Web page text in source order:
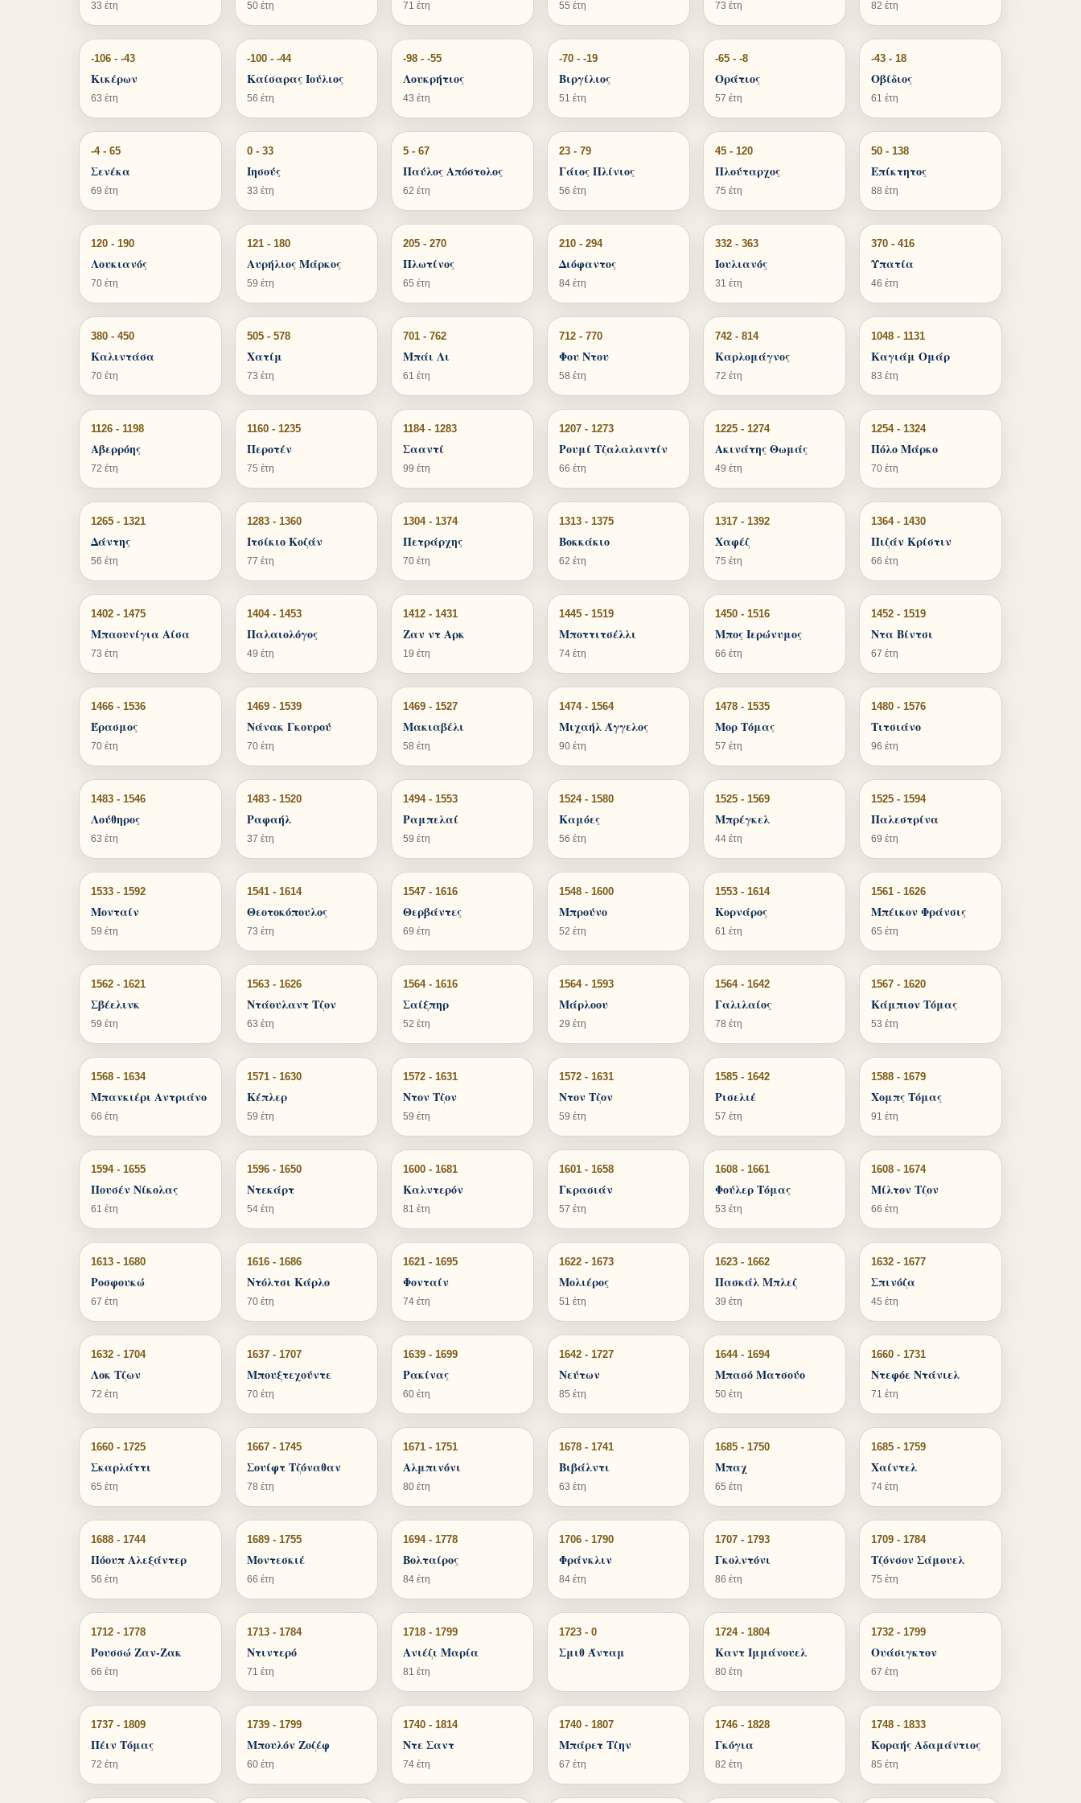
33 έτη 50 έτη 71 έτη 55 έτη 73 έτη 82 έτη
-106 - -43
Κικέρων
63 έτη
-100 - -44
Καίσαρας Ιούλιος
56 έτη
-98 - -55
Λουκρήτιος
43 έτη
-70 - -19
Βιργίλιος
51 έτη
-65 - -8
Οράτιος
57 έτη
-43 - 18
Οβίδιος
61 έτη
-4 - 65
Σενέκα
69 έτη
0 - 33
Ιησούς
33 έτη
5 - 67
Παύλος Απόστολος
62 έτη
23 - 79
Γάιος Πλίνιος
56 έτη
45 - 120
Πλούταρχος
75 έτη
50 - 138
Επίκτητος
88 έτη
120 - 190
Λουκιανός
70 έτη
121 - 180
Αυρήλιος Μάρκος
59 έτη
205 - 270
Πλωτίνος
65 έτη
210 - 294
Διόφαντος
84 έτη
332 - 363
Ιουλιανός
31 έτη
370 - 416
Υπατία
46 έτη
380 - 450
Καλιντάσα
70 έτη
505 - 578
Χατίμ
73 έτη
701 - 762
Μπάι Λι
61 έτη
712 - 770
Φου Ντου
58 έτη
742 - 814
Καρλομάγνος
72 έτη
1048 - 1131
Καγιάμ Ομάρ
83 έτη
1126 - 1198
Αβερρόης
72 έτη
1160 - 1235
Περοτέν
75 έτη
1184 - 1283
Σααντί
99 έτη
1207 - 1273
Ρουμί Τζαλαλαντίν
66 έτη
1225 - 1274
Ακινάτης Θωμάς
49 έτη
1254 - 1324
Πόλο Μάρκο
70 έτη
1265 - 1321
Δάντης
56 έτη
1283 - 1360
Ιτσίκιο Κοζάν
77 έτη
1304 - 1374
Πετράρχης
70 έτη
1313 - 1375
Βοκκάκιο
62 έτη
1317 - 1392
Χαφέζ
75 έτη
1364 - 1430
Πιζάν Κρίστιν
66 έτη
1402 - 1475
Μπαουνίγια Αίσα
73 έτη
1404 - 1453
Παλαιολόγος
49 έτη
1412 - 1431
Ζαν ντ Αρκ
19 έτη
1445 - 1519
Μποττιτσέλλι
74 έτη
1450 - 1516
Μπος Ιερώνυμος
66 έτη
1452 - 1519
Ντα Βίντσι
67 έτη
1466 - 1536
Έρασμος
70 έτη
1469 - 1539
Νάνακ Γκουρού
70 έτη
1469 - 1527
Μακιαβέλι
58 έτη
1474 - 1564
Μιχαήλ Άγγελος
90 έτη
1478 - 1535
Μορ Τόμας
57 έτη
1480 - 1576
Τιτσιάνο
96 έτη
1483 - 1546
Λούθηρος
63 έτη
1483 - 1520
Ραφαήλ
37 έτη
1494 - 1553
Ραμπελαί
59 έτη
1524 - 1580
Καμόες
56 έτη
1525 - 1569
Μπρέγκελ
44 έτη
1525 - 1594
Παλεστρίνα
69 έτη
1533 - 1592
Μονταίν
59 έτη
1541 - 1614
Θεοτοκόπουλος
73 έτη
1547 - 1616
Θερβάντες
69 έτη
1548 - 1600
Μπρούνο
52 έτη
1553 - 1614
Κορνάρος
61 έτη
1561 - 1626
Μπέικον Φράνσις
65 έτη
1562 - 1621
Σβέελινκ
59 έτη
1563 - 1626
Ντάουλαντ Τζον
63 έτη
1564 - 1616
Σαίξπηρ
52 έτη
1564 - 1593
Μάρλοου
29 έτη
1564 - 1642
Γαλιλαίος
78 έτη
1567 - 1620
Κάμπιον Τόμας
53 έτη
1568 - 1634
Μπανκιέρι Αντριάνο
66 έτη
1571 - 1630
Κέπλερ
59 έτη
1572 - 1631
Ντον Τζον
59 έτη
1572 - 1631
Ντον Τζον
59 έτη
1585 - 1642
Ρισελιέ
57 έτη
1588 - 1679
Χομπς Τόμας
91 έτη
1594 - 1655
Πουσέν Νίκολας
61 έτη
1596 - 1650
Ντεκάρτ
54 έτη
1600 - 1681
Καλντερόν
81 έτη
1601 - 1658
Γκρασιάν
57 έτη
1608 - 1661
Φούλερ Τόμας
53 έτη
1608 - 1674
Μίλτον Τζον
66 έτη
1613 - 1680
Ροσφουκώ
67 έτη
1616 - 1686
Ντόλτσι Κάρλο
70 έτη
1621 - 1695
Φονταίν
74 έτη
1622 - 1673
Μολιέρος
51 έτη
1623 - 1662
Πασκάλ Μπλεζ
39 έτη
1632 - 1677
Σπινόζα
45 έτη
1632 - 1704
Λοκ Τζων
72 έτη
1637 - 1707
Μπουξτεχούντε
70 έτη
1639 - 1699
Ρακίνας
60 έτη
1642 - 1727
Νεύτων
85 έτη
1644 - 1694
Μπασό Ματσούο
50 έτη
1660 - 1731
Ντεφόε Ντάνιελ
71 έτη
1660 - 1725
Σκαρλάττι
65 έτη
1667 - 1745
Σουίφτ Τζόναθαν
78 έτη
1671 - 1751
Αλμπινόνι
80 έτη
1678 - 1741
Βιβάλντι
63 έτη
1685 - 1750
Μπαχ
65 έτη
1685 - 1759
Χαίντελ
74 έτη
1688 - 1744
Πόουπ Αλεξάντερ
56 έτη
1689 - 1755
Μοντεσκιέ
66 έτη
1694 - 1778
Βολταίρος
84 έτη
1706 - 1790
Φράνκλιν
84 έτη
1707 - 1793
Γκολντόνι
86 έτη
1709 - 1784
Τζόνσον Σάμουελ
75 έτη
1712 - 1778
Ρουσσώ Ζαν-Ζακ
66 έτη
1713 - 1784
Ντιντερό
71 έτη
1718 - 1799
Ανιέζι Μαρία
81 έτη
1723 - 0
Σμιθ Άνταμ
1724 - 1804
Καντ Ιμμάνουελ
80 έτη
1732 - 1799
Ουάσιγκτον
67 έτη
1737 - 1809
Πέιν Τόμας
72 έτη
1739 - 1799
Μπουλόν Ζοζέφ
60 έτη
1740 - 1814
Ντε Σαντ
74 έτη
1740 - 1807
Μπάρετ Τζην
67 έτη
1746 - 1828
Γκόγια
82 έτη
1748 - 1833
Κοραής Αδαμάντιος
85 έτη